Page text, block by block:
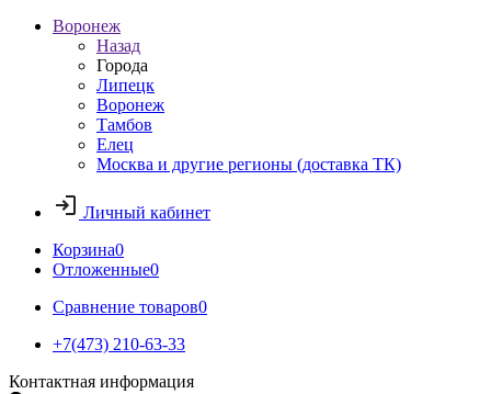
Воронеж
Назад
Города
Липецк
Воронеж
Тамбов
Елец
Москва и другие регионы (доставка ТК)
Личный кабинет
Корзина0
Отложенные0
Сравнение товаров0
+7(473) 210-63-33
Контактная информация